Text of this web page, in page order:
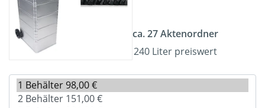
ca. 27 Aktenordner
240 Liter preiswert